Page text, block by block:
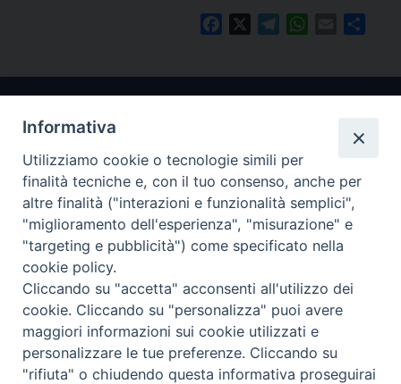
FacebookTelegramWhatsApp
Email
Arcidiocesi di Ravenna-Cervia
CONTATTI
Piazza Arcivescovado, 1 48121- Ravenna
tel 0544.541655
curia@diocesiravennacervia.it
Informativa
Utilizziamo cookie o tecnologie simili per
finalità tecniche e, con il tuo consenso, anche per
altre finalità ("interazioni e funzionalità semplici",
"miglioramento dell'esperienza", "misurazione" e
"targeting e pubblicità") come specificato nella
cookie policy.
Cliccando su "accetta" acconsenti all'utilizzo dei
cookie. Cliccando su "personalizza" puoi avere
maggiori informazioni sui cookie utilizzati e
personalizzare le tue preferenze. Cliccando su
"rifiuta" o chiudendo questa informativa proseguirai